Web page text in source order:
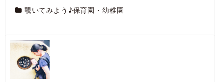
覗いてみよう♪保育園・幼稚園